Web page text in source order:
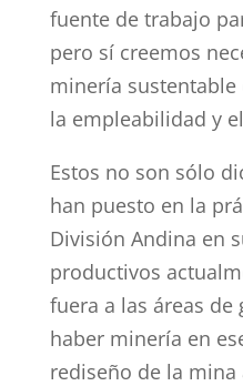
fuente de trabajo
pero sí creemos
minería
la empleabilidad y
Estos no son sólo
han puesto en la
División Andina en
productivos
fuera a las áreas de
haber minería en
rediseño de la